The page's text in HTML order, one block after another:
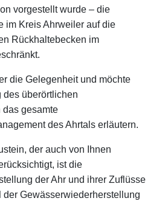
vorgestellt wurde – die
im Kreis Ahrweiler auf die
Rückhaltebecken im
die Gelegenheit und möchte
des überörtlichen
das gesamte
des Ahrtals erläutern.
der auch von Ihnen
ist die
der Ahr und ihrer Zuflüsse
der Gewässerwiederherstellung